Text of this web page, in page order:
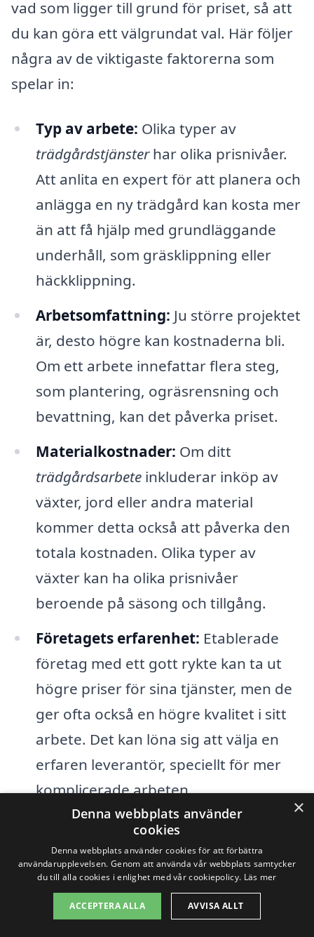
vad som ligger till grund för priset, så att
du kan göra ett välgrundat val. Här följer
några av de viktigaste faktorerna som
spelar in:
Typ av arbete: Olika typer av
trädgårdstjänsterhar olika prisnivåer.
Att anlita en expert för att planera och
anlägga en ny trädgård kan kosta mer
än att få hjälp med grundläggande
underhåll, som gräsklippning eller
häckklippning.
Arbetsomfattning: Ju större projektet
är, desto högre kan kostnaderna bli.
Om ett arbete innefattar flera steg,
som plantering, ogräsrensning och
bevattning, kan det påverka priset.
Materialkostnader: Om ditt
trädgårdsarbeteinkluderar inköp av
växter, jord eller andra material
kommer detta också att påverka den
totala kostnaden. Olika typer av
växter kan ha olika prisnivåer
beroende på säsong och tillgång.
Företagets erfarenhet: Etablerade
företag med ett gott rykte kan ta ut
högre priser för sina tjänster, men de
ger ofta också en högre kvalitet i sitt
arbete. Det kan löna sig att välja en
erfaren leverantör, speciellt för mer
komplicerade arbeten.
Tidpunkt för arbetet:Under
högsäsongen för trädgårdsarbete kan
priserna stiga på grund av
efterfrågan. Om du kan planera ditt
arbete under lågsäsongen kan det
×
Denna webbplats använder
cookies
Denna webbplats använder cookies för att förbättra
användarupplevelsen. Genom att använda vår webbplats samtycker
du till alla cookies i enlighet med vår cookiepolicy. Läs mer
ACCEPTERA ALLA AVVISA ALLT